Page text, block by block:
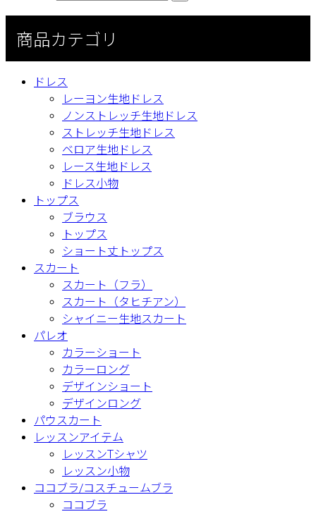
商品カテゴリ
ドレス
レーヨン生地ドレス
ノンストレッチ生地ドレス
ストレッチ生地ドレス
ベロア生地ドレス
レース生地ドレス
ドレス小物
トップス
ブラウス
トップス
ショート丈トップス
スカート
スカート（フラ）
スカート（タヒチアン）
シャイニー生地スカート
パレオ
カラーショート
カラーロング
デザインショート
デザインロング
パウスカート
レッスンアイテム
レッスンTシャツ
レッスン小物
ココブラ/コスチュームブラ
ココブラ